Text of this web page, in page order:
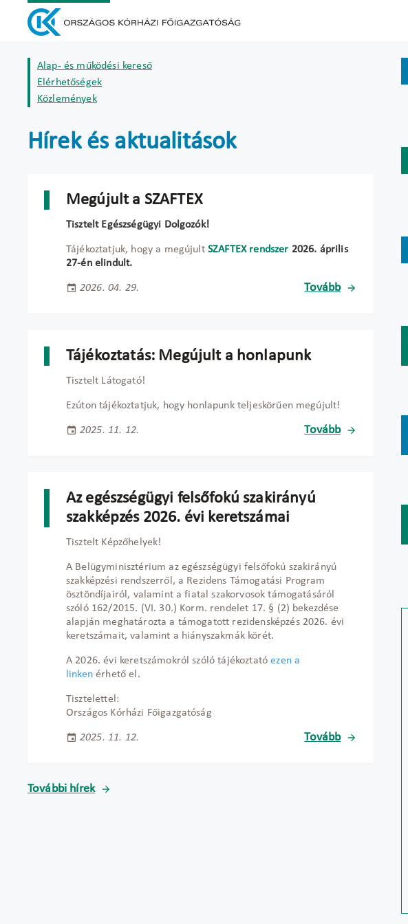
Alap- és működési kereső
Elérhetőségek
Közlemények
Hírek és aktualitások
Megújult a SZAFTEX
Tisztelt Egészségügyi Dolgozók!
Tájékoztatjuk, hogy a megújult SZAFTEX rendszer 2026. április
27-én elindult.
2026. 04. 29. Tovább
Tájékoztatás: Megújult a honlapunk
Tisztelt Látogató!
Ezúton tájékoztatjuk, hogy honlapunk teljeskörűen megújult!
2025. 11. 12. Tovább
Az egészségügyi felsőfokú szakirányú
szakképzés 2026. évi keretszámai
Tisztelt Képzőhelyek!
A Belügyminisztérium az egészségügyi felsőfokú szakirányú
szakképzési rendszerről, a Rezidens Támogatási Program
ösztöndíjairól, valamint a fiatal szakorvosok támogatásáról
szóló 162/2015. (VI. 30.) Korm. rendelet 17. § (2) bekezdése
alapján meghatározta a támogatott rezidensképzés 2026. évi
keretszámait, valamint a hiányszakmák körét.
A 2026. évi keretszámokról szóló tájékoztató ezen a
linken érhető el.
Tisztelettel:
Országos Kórházi Főigazgatóság
2025. 11. 12. Tovább
További hírek